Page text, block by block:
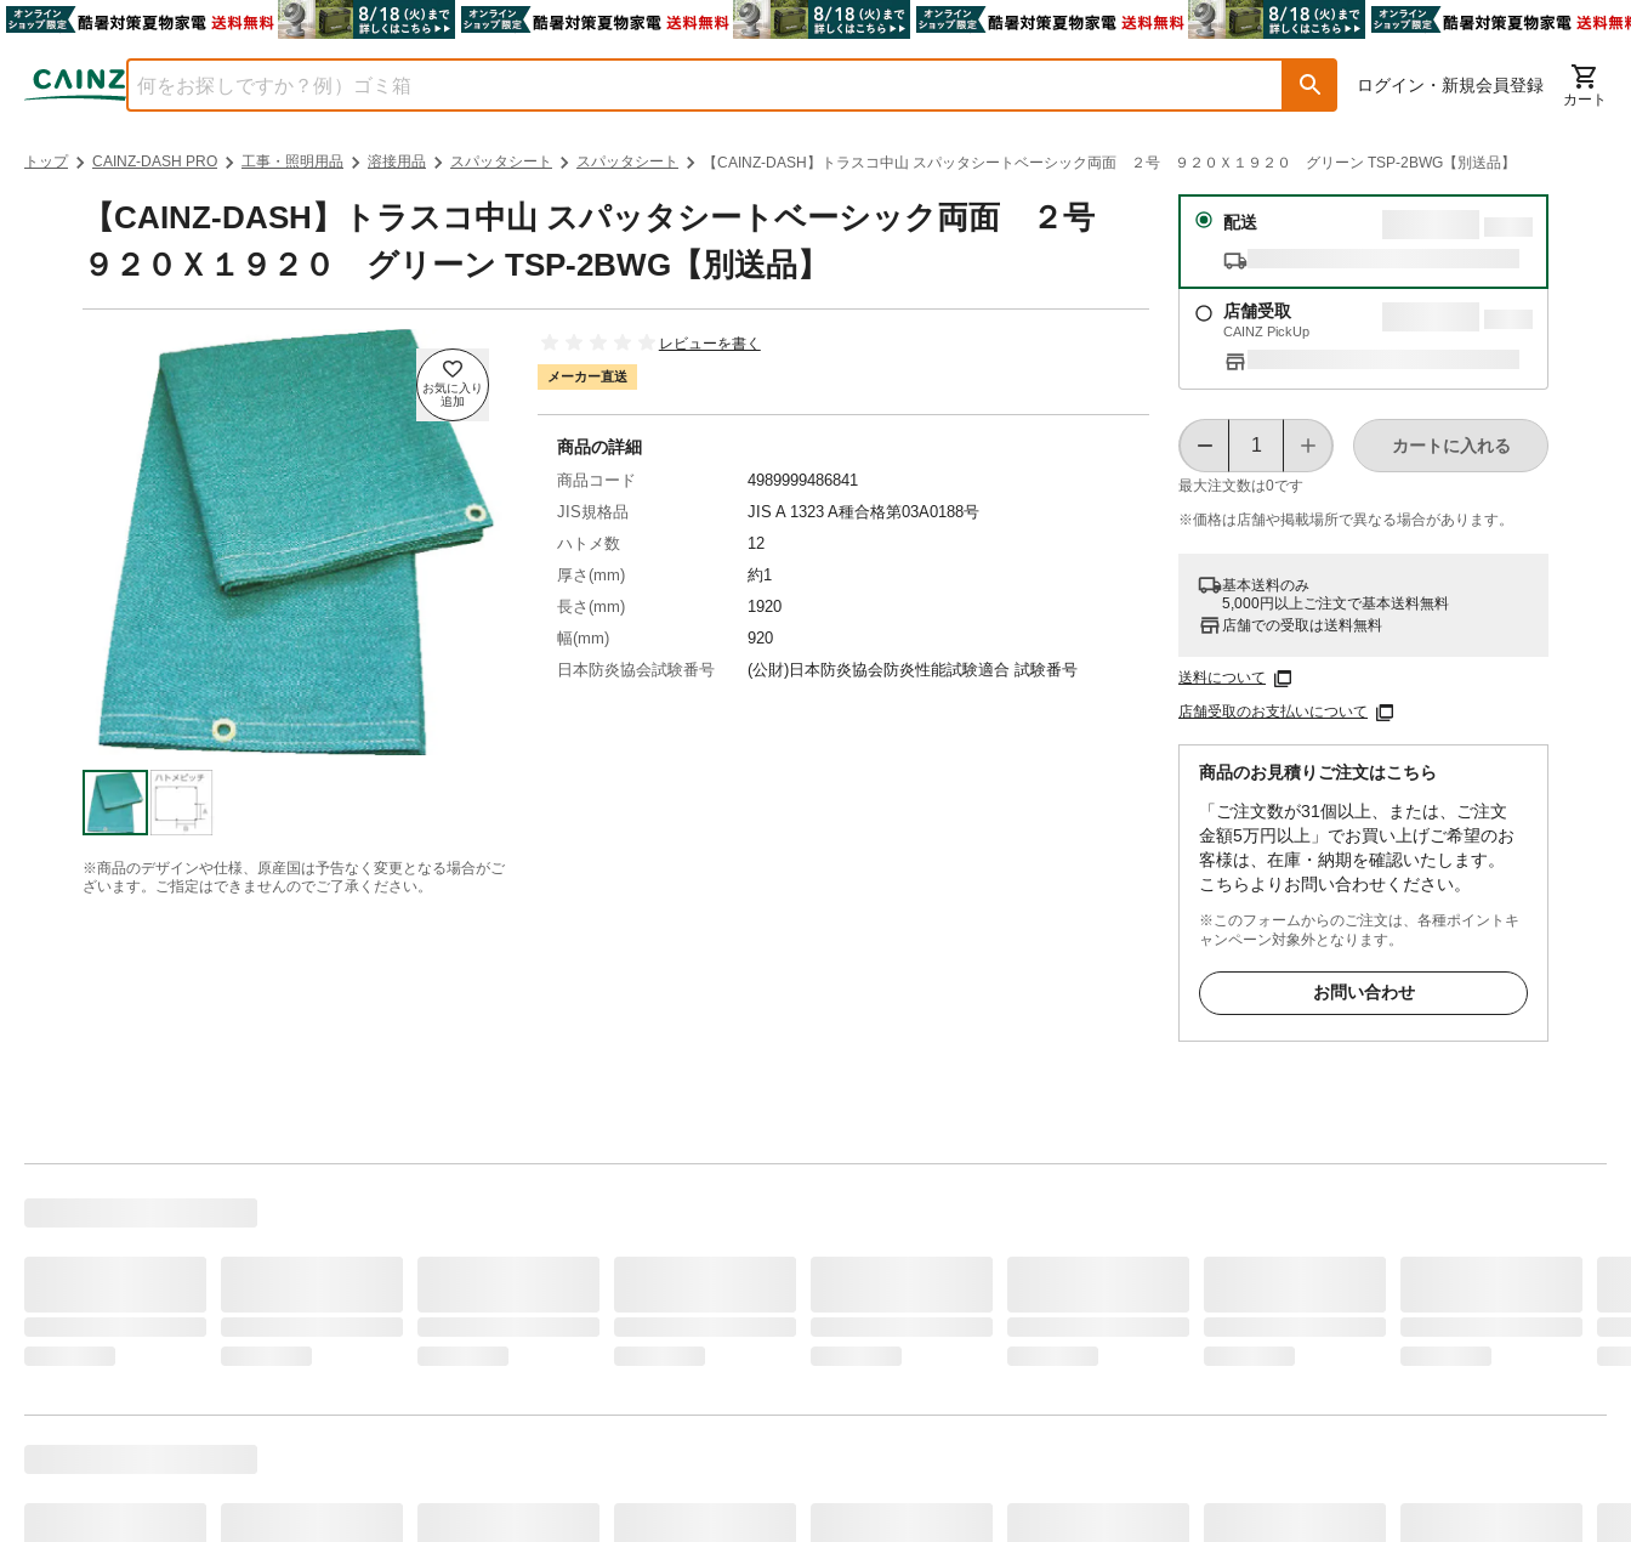
ログイン・新規会員登録
カート
トップ CAINZ-DASH PRO 工事・照明用品 溶接用品 スパッタシート スパッタシート 【CAINZ-DASH】トラスコ中山 スパッタシートベーシック両面 ２号 ９２０Ｘ１９２０ グリーン TSP-2BWG【別送品】
【CAINZ-DASH】トラスコ中山 スパッタシートベーシック両面 ２号
９２０Ｘ１９２０ グリーン TSP-2BWG【別送品】
※商品のデザインや仕様、原産国は予告なく変更となる場合がご
ざいます。ご指定はできませんのでご了承ください。
レビューを書く
メーカー直送
配送
店舗受取
CAINZ PickUp
最大注文数は0です
カートに入れる
※価格は​店舗や​掲載場所で​異なる​場合が​あります。
基本送料のみ
5,000円以上ご注文で基本送料無料
店舗での受取は送料無料
送料について
店舗受取のお支払いについて
商品のお見積りご注文はこちら
「ご注文数が31個以上、または、ご注文
金額5万円以上」でお買い上げご希望のお
客様は、在庫・納期を確認いたします。
こちらよりお問い合わせください。
※このフォームからのご注文は、各種ポイントキ
ャンペーン対象外となります。
お問い合わせ
商品の詳細
商品コード
4989999486841
JIS規格品
JIS A 1323 A種合格第03A0188号
ハトメ数
12
厚さ(mm)
約1
長さ(mm)
1920
幅(mm)
920
日本防炎協会試験番号
(公財)日本防炎協会防炎性能試験適合 試験番号